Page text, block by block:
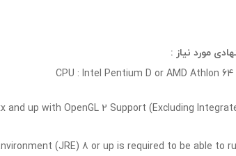
مورد نیاز :
CPU : Intel Pentium D or AMD Athlon 64
and up with OpenGL 2 Support (Excluding
(JRE) 8 or up is required to be able to